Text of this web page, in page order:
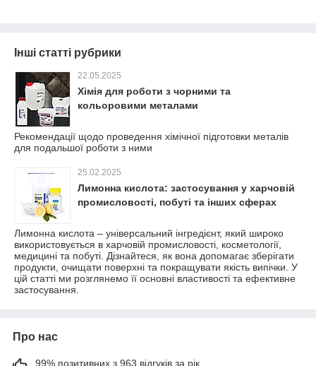
Інші статті рубрики
22.05.2025
Хімія для роботи з чорними та
кольоровими металами
Рекомендації щодо проведення хімічної підготовки металів
для подальшої роботи з ними
25.02.2025
Лимонна кислота: застосування у харчовій
промисловості, побуті та інших сферах
Лимонна кислота – універсальний інгредієнт, який широко
використовується в харчовій промисловості, косметології,
медицині та побуті. Дізнайтеся, як вона допомагає зберігати
продукти, очищати поверхні та покращувати якість випічки. У
цій статті ми розглянемо її основні властивості та ефективне
застосування.
Про нас
99% позитивних з 963 відгуків за рік